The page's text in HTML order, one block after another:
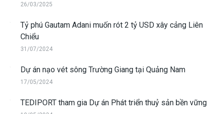
26/03/2025
Tỷ phú Gautam Adani muốn rót 2 tỷ USD xây cảng Liên
Chiểu
31/07/2024
Dự án nạo vét sông Trường Giang tại Quảng Nam
17/05/2024
TEDIPORT tham gia Dự án Phát triển thuỷ sản bền vững